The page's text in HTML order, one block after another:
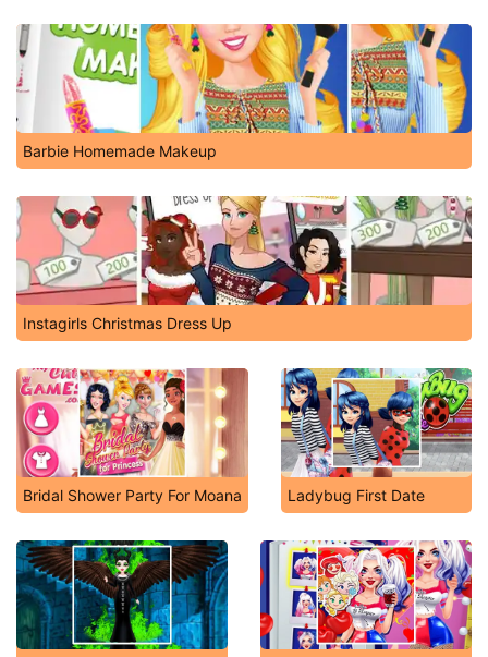
Barbie Homemade Makeup
Instagirls Christmas Dress Up
Bridal Shower Party For Moana Ladybug First Date